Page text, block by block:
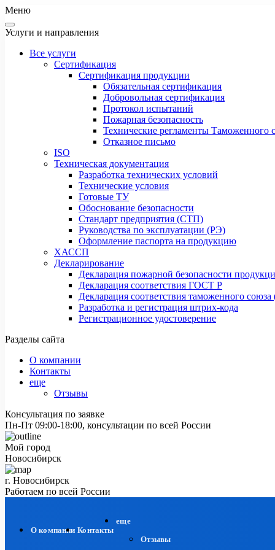
Меню
Услуги и направления
Все услуги
Сертификация
Сертификация продукции
Обязательная сертификация
Добровольная сертификация
Протокол испытаний
Пожарная безопасность
Технические регламенты Таможенного
Отказное письмо
ISO
Техническая документация
Разработка технических условий
Технические условия
Готовые ТУ
Обоснование безопасности
Стандарт предприятия (СТП)
Руководства по эксплуатации (РЭ)
Оформление паспорта на продукцию
ХАССП
Декларирование
Декларация пожарной безопасности
Декларация соответствия ГОСТ Р
Декларация соответствия таможенного
Разработка и регистрация штрих-кода
Регистрационное удостоверение
Разделы сайта
О компании
Контакты
еще
Отзывы
Консультация по заявке
Пн-Пт 09:00-18:00, консультации по всей России
Мой город
Новосибирск
г. Новосибирск
Работаем по всей России
О компании Контакты
еще
Отзывы